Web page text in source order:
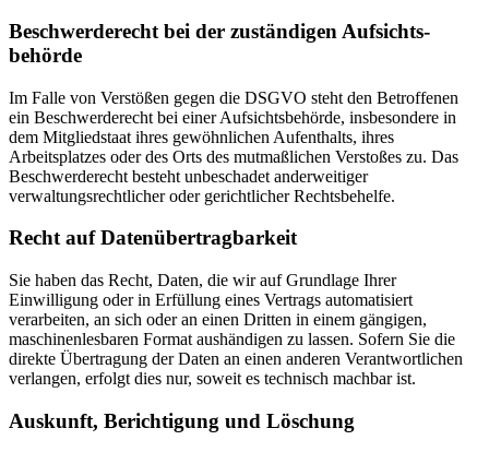
Beschwerde­recht bei der zuständigen Aufsichts­
behörde
Im Falle von Verstößen gegen die DSGVO steht den Betroffenen
ein Beschwerderecht bei einer Aufsichtsbehörde, insbesondere in
dem Mitgliedstaat ihres gewöhnlichen Aufenthalts, ihres
Arbeitsplatzes oder des Orts des mutmaßlichen Verstoßes zu. Das
Beschwerderecht besteht unbeschadet anderweitiger
verwaltungsrechtlicher oder gerichtlicher Rechtsbehelfe.
Recht auf Daten­übertrag­barkeit
Sie haben das Recht, Daten, die wir auf Grundlage Ihrer
Einwilligung oder in Erfüllung eines Vertrags automatisiert
verarbeiten, an sich oder an einen Dritten in einem gängigen,
maschinenlesbaren Format aushändigen zu lassen. Sofern Sie die
direkte Übertragung der Daten an einen anderen Verantwortlichen
verlangen, erfolgt dies nur, soweit es technisch machbar ist.
Auskunft, Berichtigung und Löschung